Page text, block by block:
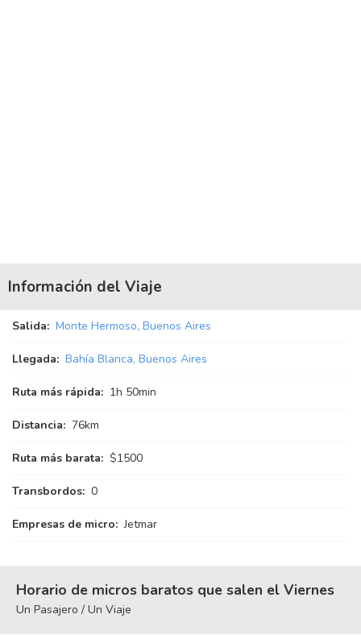
Información del Viaje
Salida: Monte Hermoso, Buenos Aires
Llegada: Bahía Blanca, Buenos Aires
Ruta más rápida: 1h 50min
Distancia: 76km
Ruta más barata: $1500
Transbordos: 0
Empresas de micro: Jetmar
Horario de micros baratos que salen el Viernes
Un Pasajero / Un Viaje